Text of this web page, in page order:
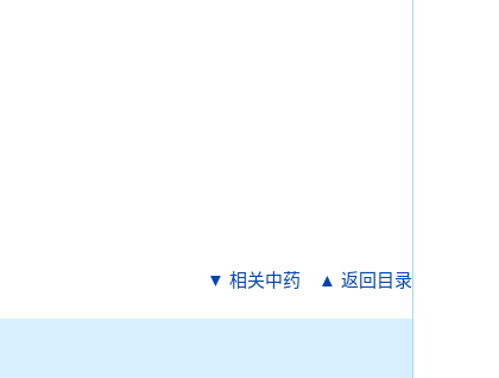
▼ 相关中药 ▲ 返回目录